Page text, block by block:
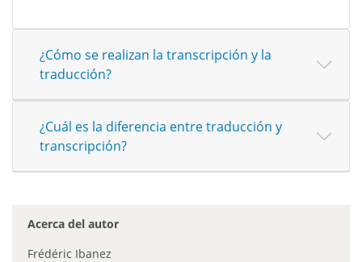
¿Cómo se realizan la transcripción y la
traducción?
¿Cuál es la diferencia entre traducción y
transcripción?
Acerca del autor
Frédéric Ibanez